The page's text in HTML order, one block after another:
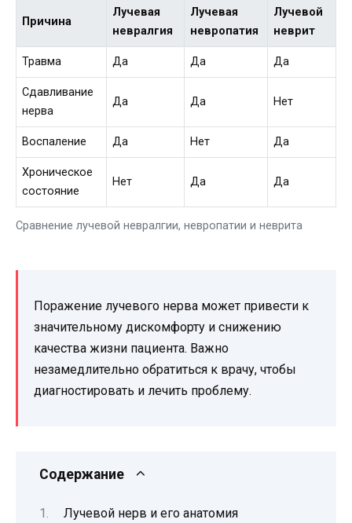
Сравнение лучевой невралгии, невропатии и неврита
Причина
Лучевая
невралгия
Лучевая
невропатия
Лучевой
неврит
Травма Да Да Да
Сдавливание
нерва
Да Да Нет
Воспаление Да Нет Да
Хроническое
состояние
Нет Да Да
Поражение лучевого нерва может привести к
значительному дискомфорту и снижению
качества жизни пациента. Важно
незамедлительно обратиться к врачу, чтобы
диагностировать и лечить проблему.
Содержание
Лучевой нерв и его анатомия